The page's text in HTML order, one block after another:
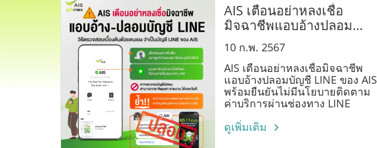
AIS เตือนอย่าหลงเชื่อ
มิจฉาชีพแอบอ้างปลอม
บัญชี LINE ของ AIS
10 ก.พ. 2567
AIS เตือนอย่าหลงเชื่อมิจฉาชีพ
แอบอ้างปลอมบัญชี LINE ของ AIS
พร้อมยืนยันไม่มีนโยบายติดตาม
ค่าบริการผ่านช่องทาง LINE
ดูเพิ่มเติม